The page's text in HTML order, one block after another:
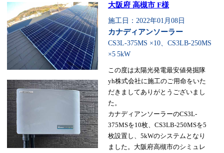
大阪府 高槻市 F様
施工日：2022年01月08日
カナディアンソーラー
CS3L-375MS ×10、CS3LB-250MS
×5 5kW
この度は太陽光発電最安値発掘隊
yh株式会社に施工のご用命をいた
だきましてありがとうございまし
た。
カナディアンソーラーのCS3L-
375MSを10枚、CS3LB-250MSを5
枚設置し、5kWのシステムとなり
ました。大阪府高槻市のシミュレ